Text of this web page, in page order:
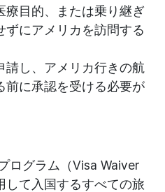
療目的、または乗り継ぎ
にアメリカを訪問する
請し、アメリカ行きの航
前に承認を受ける必要が
ログラム（Visa Waiver
して入国するすべての旅